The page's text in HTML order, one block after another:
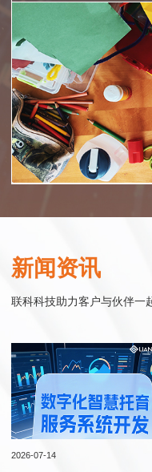
验，同时结合大量市场调研数
立完善的网络医疗服务体系。
温州医科大学附属第二医院、
瑞安市人民医院等行业精英
行业实践
建设开发、微信小程序开发、
平台开发到网络营销整合服务
需求，进行持续的服务创新和
行业实践
“迎客精灵小程序商城”是一款
下最热门的互动应用微信为媒
在线互动，即时推送最新商品
行业实践
务普惠化为主要内容，通过互
与现实世界，实现政府组织结
集约化、高效化、数字化的治
行业实践
新闻资讯
联科科技助力客户与伙伴一
2026-07-14